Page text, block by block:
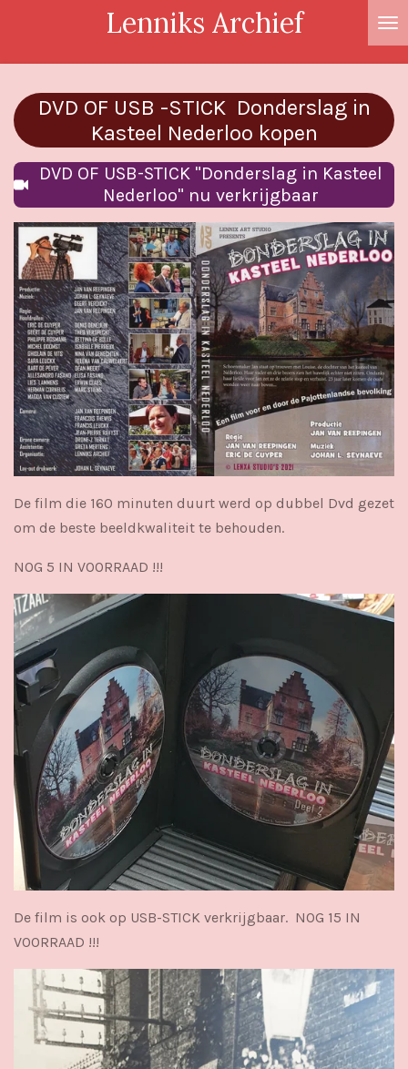
de
hoofdinhoud
Lenniks Archief
DVD OF USB -STICK Donderslag in
Kasteel Nederloo kopen
DVD OF USB-STICK "Donderslag in Kasteel
Nederloo" nu verkrijgbaar
De film die 160 minuten duurt werd op dubbel Dvd gezet
om de beste beeldkwaliteit te behouden.
NOG 5 IN VOORRAAD !!!
De film is ook op USB-STICK verkrijgbaar. NOG 15 IN
VOORRAAD !!!